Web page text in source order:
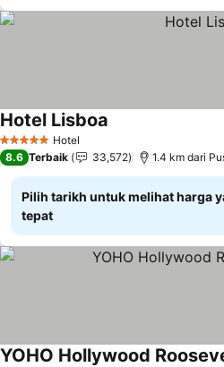
5 Bintang Hotel
Hotel Lisboa
8.6 Terbaik 33,572 1.4 km dari
Pilih tarikh untuk melihat harga
tepat
YOHO Hollywood